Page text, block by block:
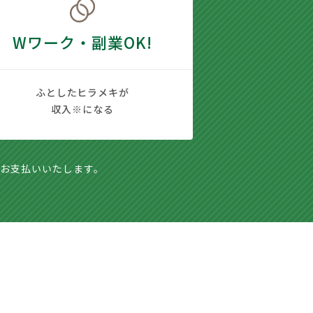
Wワーク・副業OK!
ふとしたヒラメキが
収入※になる
払いいたします。